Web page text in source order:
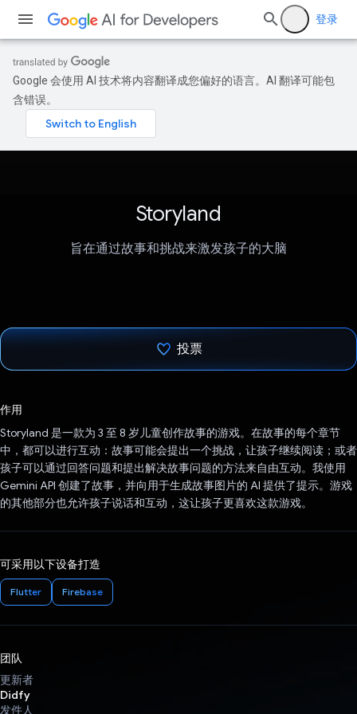
登录
Google 会使用 AI 技术将内容翻译成您偏好的语言。AI 翻译可能包
含错误。
Storyland
旨在通过故事和挑战来激发孩子的大脑
投票
作用
Storyland 是一款为 3 至 8 岁儿童创作故事的游戏。在故事的每个章节
中，都可以进行互动：故事可能会提出一个挑战，让孩子继续阅读；或者
孩子可以通过回答问题和提出解决故事问题的方法来自由互动。我使用
Gemini API 创建了故事，并向用于生成故事图片的 AI 提供了提示。游戏
的其他部分也允许孩子说话和互动，这让孩子更喜欢这款游戏。
可采用以下设备打造
Flutter Firebase
团队
更新者
Didfy
发件人